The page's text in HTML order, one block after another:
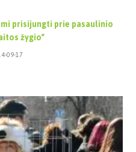
prisijungti prie pasaulinio
žygio“
09-17